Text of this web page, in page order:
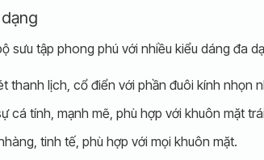
sưu tập phong phú với nhiều kiểu dáng đa
thanh lịch, cổ điển với phần đuôi kính nhọn
cá tính, mạnh mẽ, phù hợp với khuôn mặt
tinh tế, phù hợp với mọi khuôn mặt.